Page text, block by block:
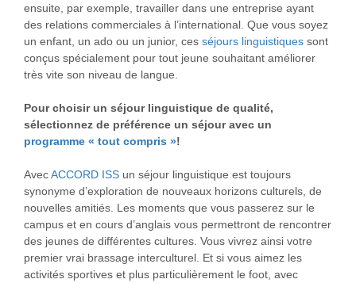
ensuite, par exemple, travailler dans une entreprise ayant
des relations commerciales à l’international. Que vous soyez
un enfant, un ado ou un junior, ces séjours linguistiques sont
conçus spécialement pour tout jeune souhaitant améliorer
très vite son niveau de langue.
Pour choisir un séjour linguistique de qualité,
sélectionnez de préférence un séjour avec un
programme « tout compris »!
AvecACCORD ISS un séjour linguistique est toujours
synonyme d’exploration de nouveaux horizons culturels, de
nouvelles amitiés. Les moments que vous passerez sur le
campus et en cours d’anglais vous permettront de rencontrer
des jeunes de différentes cultures. Vous vivrez ainsi votre
premier vrai brassage interculturel. Et si vous aimez les
activités sportives et plus particulièrement le foot, avec